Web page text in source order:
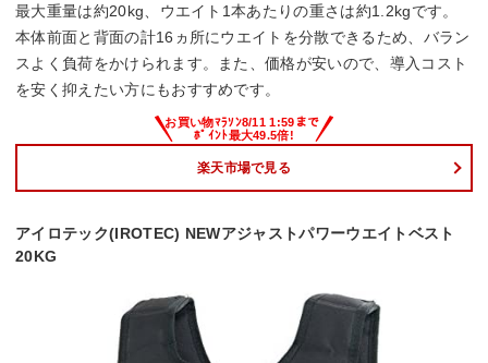
最大重量は約20kg、ウエイト1本あたりの重さは約1.2kgです。
本体前面と背面の計16ヵ所にウエイトを分散できるため、バラン
スよく負荷をかけられます。また、価格が安いので、導入コスト
を安く抑えたい方にもおすすめです。
楽天市場で見る
アイロテック(IROTEC) NEWアジャストパワーウエイトベスト
20KG